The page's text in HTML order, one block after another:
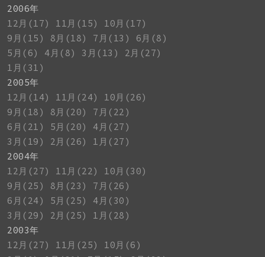
2006年
12月(17)
11月(15)
10月(17)
9月(15)
8月(18) 7月(13)
6月(8)
5月(6)
4月(8) 3月(13)
2月(27)
1月(31)
2005年
12月(14)
11月(24)
10月(26)
9月(18)
8月(20)
7月(22)
6月(21)
5月(20)
4月(27)
3月(19)
2月(26)
1月(27)
2004年
12月(27)
11月(22)
10月(30)
9月(25)
8月(23)
7月(26)
6月(24)
5月(25)
4月(30)
3月(29)
2月(25)
1月(28)
2003年
12月(27)
11月(25)
10月(6)